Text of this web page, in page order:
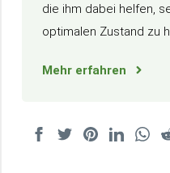
die ihm dabei helfen,
optimalen Zustand zu
Mehr erfahren